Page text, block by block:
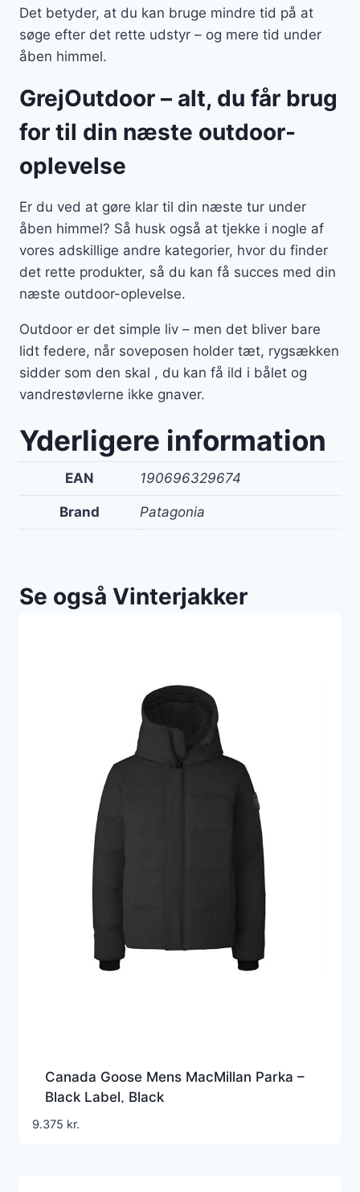
Det betyder, at du kan bruge mindre tid på at
søge efter det rette udstyr – og mere tid under
åben himmel.
GrejOutdoor – alt, du får brug
for til din næste outdoor-
oplevelse
Er du ved at gøre klar til din næste tur under
åben himmel? Så husk også at tjekke i nogle af
vores adskillige andre kategorier, hvor du finder
det rette produkter, så du kan få succes med din
næste outdoor-oplevelse.
Outdoor er det simple liv – men det bliver bare
lidt federe, når soveposen holder tæt, rygsækken
sidder som den skal , du kan få ild i bålet og
vandrestøvlerne ikke gnaver.
Yderligere information
EAN 190696329674
Brand Patagonia
Se også Vinterjakker
Canada Goose Mens MacMillan Parka –
Black Label, Black
9.375 kr.